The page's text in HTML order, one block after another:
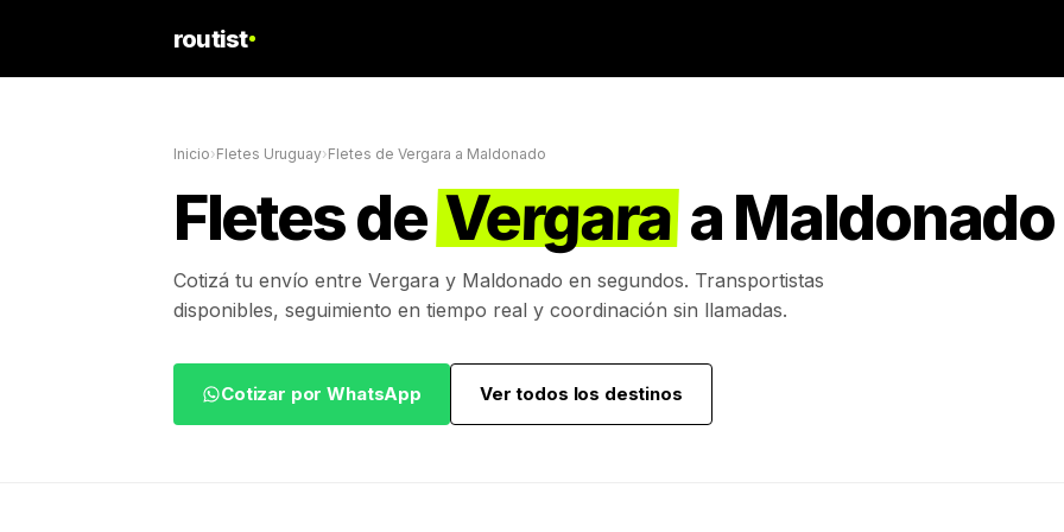
routist
Inicio›Fletes Uruguay›Fletes de Vergara a Maldonado
Fletes de Vergara aMaldonado
Cotizá tu envío entre Vergara y Maldonado en segundos. Transportistas
disponibles, seguimiento en tiempo real y coordinación sin llamadas.
Cotizar por WhatsApp Ver todos los destinos